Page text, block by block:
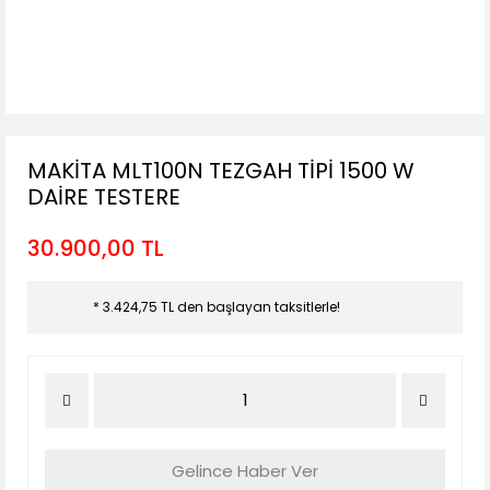
MAKİTA MLT100N TEZGAH TİPİ 1500 W
DAİRE TESTERE
30.900,00 TL
* 3.424,75 TL den başlayan taksitlerle!
Gelince Haber Ver